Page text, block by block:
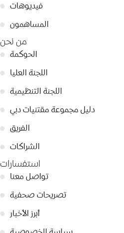
● فيديوهات
● المساهمون
من نحن
● الحوكمة
● اللجنة العليا
● اللجنة التنظيمية
● دليل مجموعة مقتنيات دبي
● الفريق
● الشراكات
استفسارات
● تواصل معنا
● تصريحات صحفية
●
أبرز الأخبار